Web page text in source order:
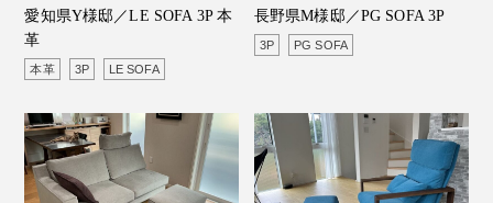
SOFA 3P 本革"/>
愛知県Y様邸／LE SOFA 3P 本
革
本革 3P LE SOFA
SOFA 3P"/>
長野県M様邸／PG SOFA 3P
3P PG SOFA